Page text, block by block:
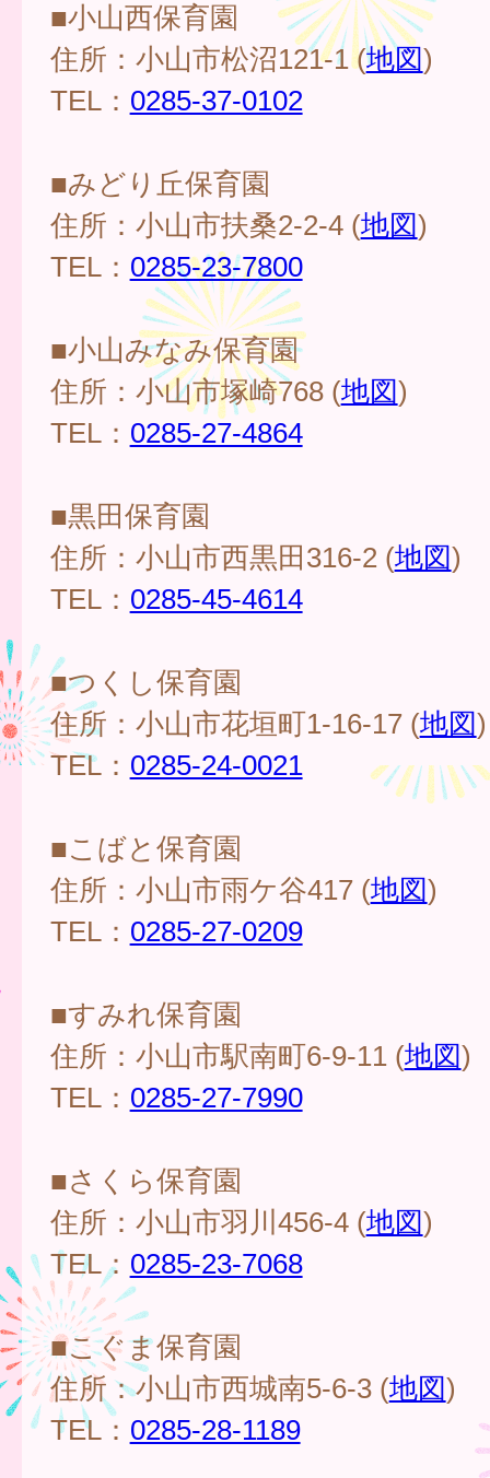
■小山西保育園
住所：小山市松沼121-1 (地図)
TEL： 0285-37-0102
■みどり丘保育園
住所：小山市扶桑2-2-4 (地図)
TEL： 0285-23-7800
■小山みなみ保育園
住所：小山市塚崎768 (地図)
TEL： 0285-27-4864
■黒田保育園
住所：小山市西黒田316-2 (地図)
TEL： 0285-45-4614
■つくし保育園
住所：小山市花垣町1-16-17 (地図)
TEL： 0285-24-0021
■こばと保育園
住所：小山市雨ケ谷417 (地図)
TEL： 0285-27-0209
■すみれ保育園
住所：小山市駅南町6-9-11 (地図)
TEL： 0285-27-7990
■さくら保育園
住所：小山市羽川456-4 (地図)
TEL： 0285-23-7068
■こぐま保育園
住所：小山市西城南5-6-3 (地図)
TEL： 0285-28-1189